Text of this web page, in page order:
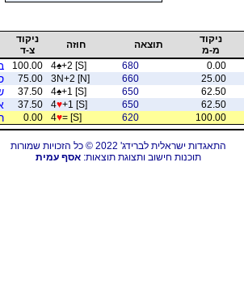
ניקוד
מ-מ
תוצאה חוזה
ניקוד
צ-ד
0.00
680
4♠+2 [S]
100.00
25.00
660
3N+2 [N]
75.00
62.50
650
4♠+1 [S]
37.50
62.50
650
4♥+1 [S]
37.50
100.00
620
4♥= [S]
0.00
התאגדות ישראלית לברידג' 2022 © כל הזכויות שמורות
תוכנות חישוב ותצוגת תוצאות:אסף עמית